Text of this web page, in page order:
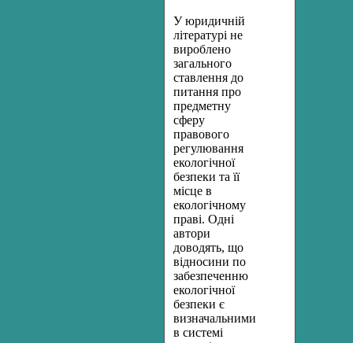
У юридичній
літературі не
вироблено
загального
ставлення до
питання про
предметну
сферу
правового
регулювання
екологічної
безпеки та її
місце в
екологічному
праві. Одні
автори
доводять, що
відносини по
забезпеченню
екологічної
безпеки є
визначальними
в системі